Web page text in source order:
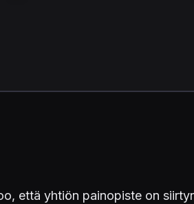
että yhtiön painopiste on